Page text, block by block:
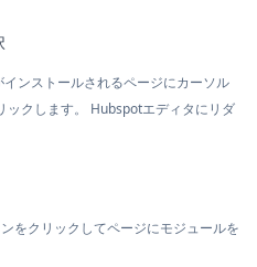
ンストールされるページにカーソル
ックします。 Hubspotエディタにリダ
をクリックしてページにモジュールを